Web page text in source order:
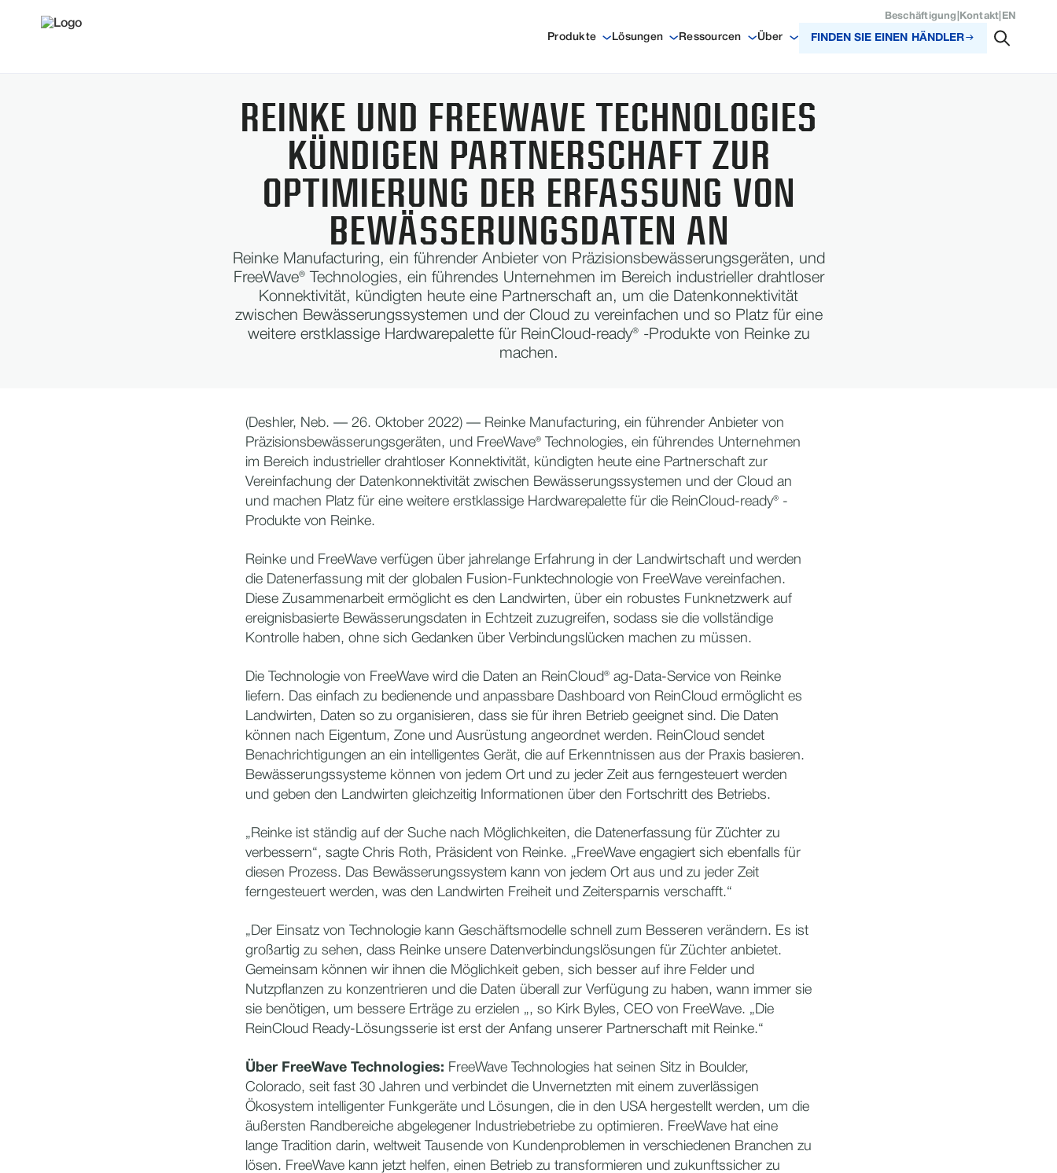
Beschäftigung Kontakt EN
Produkte Lösungen Ressourcen Über FINDEN SIE EINEN HÄNDLER
REINKE UND FREEWAVE TECHNOLOGIES
KÜNDIGEN PARTNERSCHAFT ZUR
OPTIMIERUNG DER ERFASSUNG VON
BEWÄSSERUNGSDATEN AN
Reinke Manufacturing, ein führender Anbieter von Präzisionsbewässerungsgeräten, und
FreeWave® Technologies, ein führendes Unternehmen im Bereich industrieller drahtloser
Konnektivität, kündigten heute eine Partnerschaft an, um die Datenkonnektivität
zwischen Bewässerungssystemen und der Cloud zu vereinfachen und so Platz für eine
weitere erstklassige Hardwarepalette für ReinCloud-ready® -Produkte von Reinke zu
machen.
(Deshler, Neb. — 26. Oktober 2022) — Reinke Manufacturing, ein führender Anbieter von
Präzisionsbewässerungsgeräten, und FreeWave® Technologies, ein führendes Unternehmen
im Bereich industrieller drahtloser Konnektivität, kündigten heute eine Partnerschaft zur
Vereinfachung der Datenkonnektivität zwischen Bewässerungssystemen und der Cloud an
und machen Platz für eine weitere erstklassige Hardwarepalette für die ReinCloud-ready® -
Produkte von Reinke.
Reinke und FreeWave verfügen über jahrelange Erfahrung in der Landwirtschaft und werden
die Datenerfassung mit der globalen Fusion-Funktechnologie von FreeWave vereinfachen.
Diese Zusammenarbeit ermöglicht es den Landwirten, über ein robustes Funknetzwerk auf
ereignisbasierte Bewässerungsdaten in Echtzeit zuzugreifen, sodass sie die vollständige
Kontrolle haben, ohne sich Gedanken über Verbindungslücken machen zu müssen.
Die Technologie von FreeWave wird die Daten an ReinCloud® ag-Data-Service von Reinke
liefern. Das einfach zu bedienende und anpassbare Dashboard von ReinCloud ermöglicht es
Landwirten, Daten so zu organisieren, dass sie für ihren Betrieb geeignet sind. Die Daten
können nach Eigentum, Zone und Ausrüstung angeordnet werden. ReinCloud sendet
Benachrichtigungen an ein intelligentes Gerät, die auf Erkenntnissen aus der Praxis basieren.
Bewässerungssysteme können von jedem Ort und zu jeder Zeit aus ferngesteuert werden
und geben den Landwirten gleichzeitig Informationen über den Fortschritt des Betriebs.
„Reinke ist ständig auf der Suche nach Möglichkeiten, die Datenerfassung für Züchter zu
verbessern“, sagte Chris Roth, Präsident von Reinke. „FreeWave engagiert sich ebenfalls für
diesen Prozess. Das Bewässerungssystem kann von jedem Ort aus und zu jeder Zeit
ferngesteuert werden, was den Landwirten Freiheit und Zeitersparnis verschafft.“
„Der Einsatz von Technologie kann Geschäftsmodelle schnell zum Besseren verändern. Es ist
großartig zu sehen, dass Reinke unsere Datenverbindungslösungen für Züchter anbietet.
Gemeinsam können wir ihnen die Möglichkeit geben, sich besser auf ihre Felder und
Nutzpflanzen zu konzentrieren und die Daten überall zur Verfügung zu haben, wann immer sie
sie benötigen, um bessere Erträge zu erzielen „, so Kirk Byles, CEO von FreeWave. „Die
ReinCloud Ready-Lösungsserie ist erst der Anfang unserer Partnerschaft mit Reinke.“
Über FreeWave Technologies: FreeWave Technologies hat seinen Sitz in Boulder,
Colorado, seit fast 30 Jahren und verbindet die Unvernetzten mit einem zuverlässigen
Ökosystem intelligenter Funkgeräte und Lösungen, die in den USA hergestellt werden, um die
äußersten Randbereiche abgelegener Industriebetriebe zu optimieren. FreeWave hat eine
lange Tradition darin, weltweit Tausende von Kundenproblemen in verschiedenen Branchen zu
lösen. FreeWave kann jetzt helfen, einen Betrieb zu transformieren und zukunftssicher zu